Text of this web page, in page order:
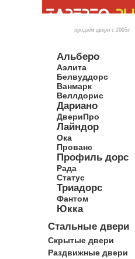
продаём двери c 2005г
Альберо
Аэлита
Белвуддорс
Ванмарк
Веллдорис
Дариано
ДвериПро
Лайндор
Ока
Прованс
Профиль дорс
Рада
Статус
Триадорс
Фантом
Юкка
Стальные двери
Скрытые двери
Раздвижные двери